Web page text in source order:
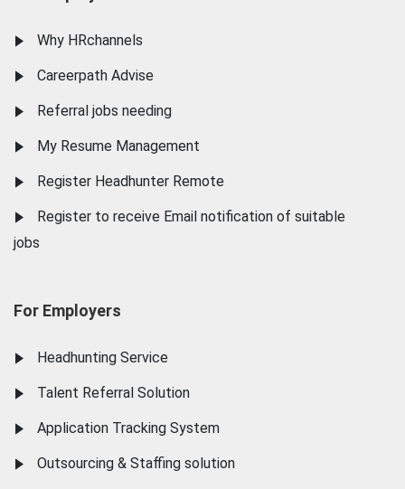
Why HRchannels
Careerpath Advise
Referral jobs needing
My Resume Management
Register Headhunter Remote
Register to receive Email notification of suitable
jobs
For Employers
Headhunting Service
Talent Referral Solution
Application Tracking System
Outsourcing & Staffing solution